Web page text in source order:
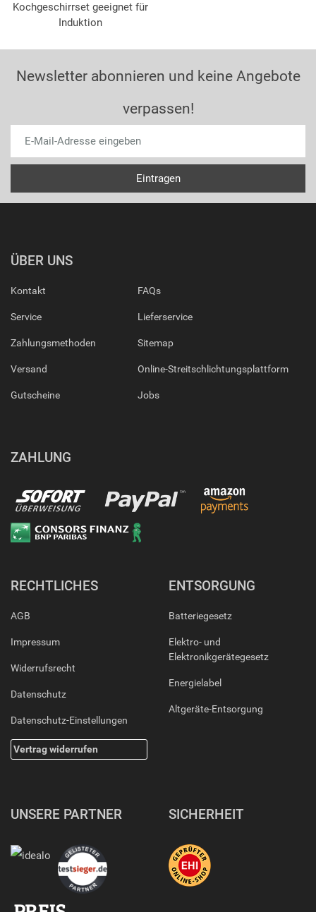
Kochgeschirrset geeignet für
Induktion
Newsletter abonnieren und keine Angebote
verpassen!
ÜBER UNS
Kontakt
Service
Zahlungsmethoden
Versand
Gutscheine
FAQs
Lieferservice
Sitemap
Online-Streitschlichtungsplattform
Jobs
ZAHLUNG
RECHTLICHES
AGB
Impressum
Widerrufsrecht
Datenschutz
Datenschutz-Einstellungen
Vertrag widerrufen
ENTSORGUNG
Batteriegesetz
Elektro- und
Elektronikgerätegesetz
Energielabel
Altgeräte-Entsorgung
UNSERE PARTNER SICHERHEIT